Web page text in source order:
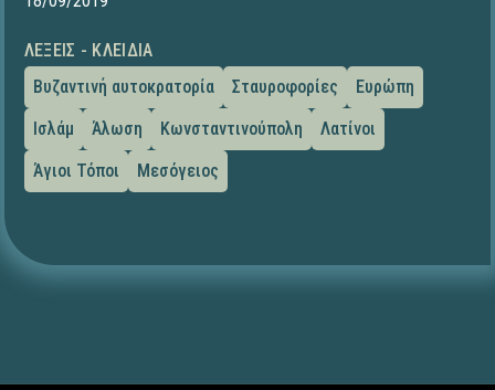
ΛΈΞΕΙΣ - ΚΛΕΙΔΙΆ
Βυζαντινή αυτοκρατορία
Σταυροφορίες
Ευρώπη
Ισλάμ
Άλωση Κωνσταντινούπολη
Λατίνοι
Άγιοι Τόποι
Μεσόγειος